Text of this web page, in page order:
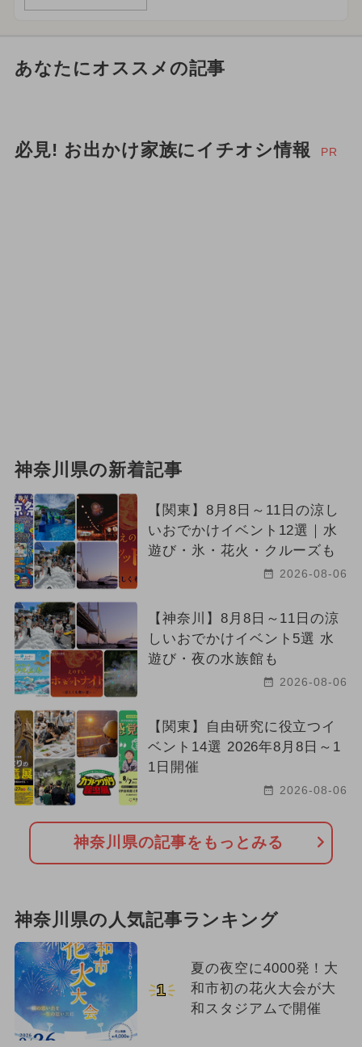
あなたにオススメの記事
必見! お出かけ家族にイチオシ情報 PR
神奈川県の新着記事
【関東】8月8日～11日の涼し
いおでかけイベント12選｜水
遊び・氷・花火・クルーズも
2026-08-06
【神奈川】8月8日～11日の涼
しいおでかけイベント5選 水
遊び・夜の水族館も
2026-08-06
【関東】自由研究に役立つイ
ベント14選 2026年8月8日～1
1日開催
2026-08-06
神奈川県の記事をもっとみる
神奈川県の人気記事ランキング
1
夏の夜空に4000発！大
和市初の花火大会が大
和スタジアムで開催